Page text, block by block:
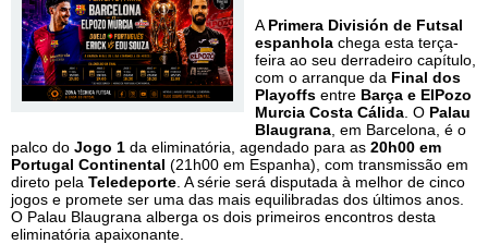
A Primera División de Futsal
espanhola chega esta terça-
feira ao seu derradeiro capítulo,
com o arranque da Final dos
Playoffs entre Barça e ElPozo
Murcia Costa Cálida . O Palau
Blaugrana , em Barcelona, é o
palco do Jogo 1 da eliminatória, agendado para as 20h00 em
Portugal Continental (21h00 em Espanha), com transmissão em
direto pela Teledeporte . A série será disputada à melhor de cinco
jogos e promete ser uma das mais equilibradas dos últimos anos.
O Palau Blaugrana alberga os dois primeiros encontros desta
eliminatória apaixonante.